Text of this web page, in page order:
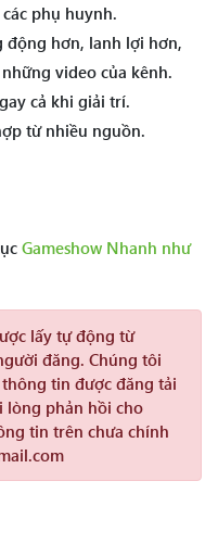
phụ huynh.
động hơn, lanh lợi hơn,
video của kênh.
cả khi giải trí.
từ nhiều nguồn.
Gameshow Nhanh như
lấy tự động từ
đăng. Chúng tôi
tin được đăng tải
lòng phản hồi cho
tin trên chưa chính